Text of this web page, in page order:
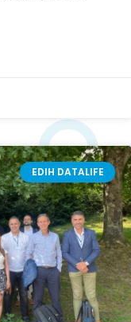
EDIH DATALIFE